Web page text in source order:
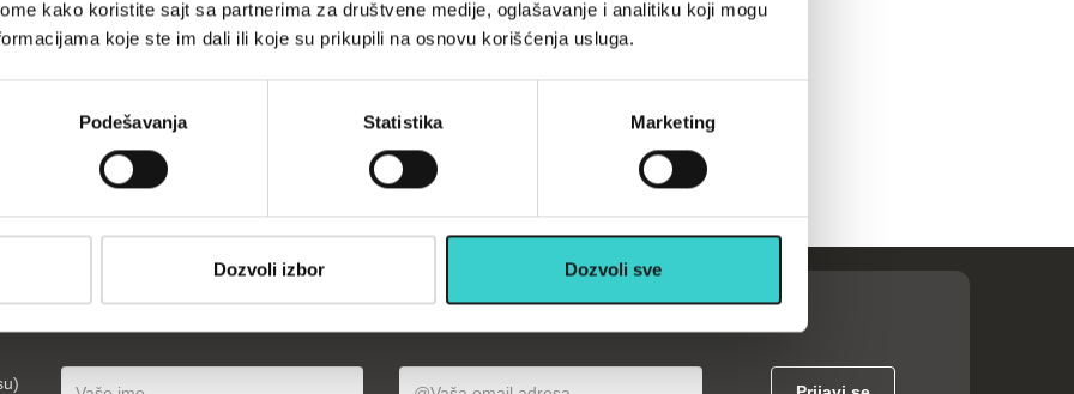
kako koristite sajt sa partnerima za društvene medije, oglašavanje i analitiku koji mogu
koje ste im dali ili koje su prikupili na osnovu korišćenja usluga.
Podešavanja Statistika Marketing
Dozvoli izbor Dozvoli sve
16kg RING Kettlebell 24kg
9.990 rsd
akcijama, treninzima